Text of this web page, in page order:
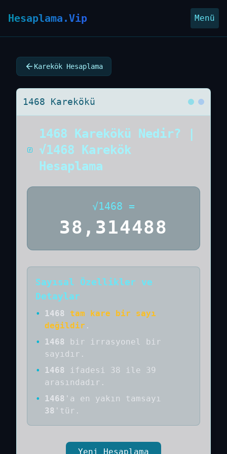
Hesaplama.Vip Menü
Karekök Hesaplama
1468 Karekökü
1468 Karekökü Nedir? |
√1468 Karekök
Hesaplama
√1468 =
38,314488
Sayısal Özellikler ve
Detaylar
• 1468
tam kare bir sayı
değildir .
•
1468 bir
irrasyonel bir
sayıdır .
•
1468
ifadesi 38 ile 39
arasındadır.
•
1468 'a en yakın tamsayı
38 'tür.
Yeni Hesaplama